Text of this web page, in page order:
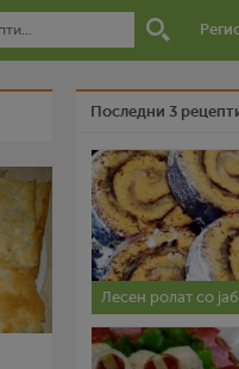
Последни 3
Лесен ролат со